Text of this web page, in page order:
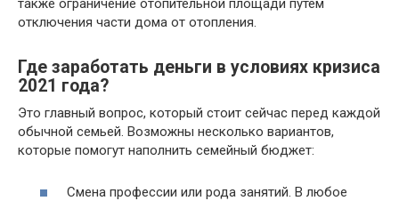
также ограничение отопительной площади путем
отключения части дома от отопления.
Где заработать деньги в условиях кризиса
2021 года?
Это главный вопрос, который стоит сейчас перед каждой
обычной семьей. Возможны несколько вариантов,
которые помогут наполнить семейный бюджет:
Смена профессии или рода занятий. В любое